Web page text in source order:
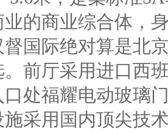
的商业综合体，
国际绝对算是北
前厅采用进口西
处福耀电动玻璃
采用国内顶尖技